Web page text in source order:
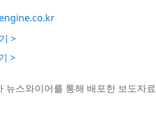
>
>
뉴스와이어를 통해 배포한 보도자